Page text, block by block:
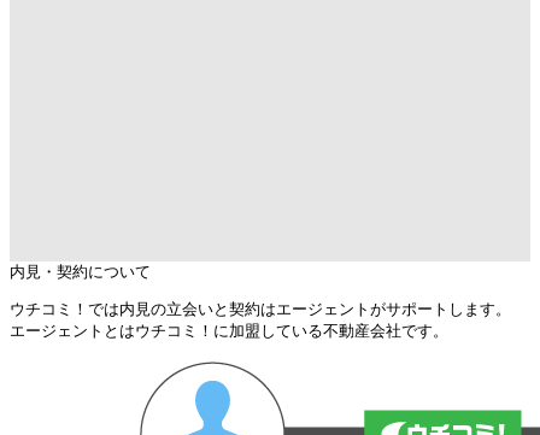
内見・契約について
ウチコミ！では内見の立会いと契約はエージェントがサポートします。
エージェントとはウチコミ！に加盟している不動産会社です。